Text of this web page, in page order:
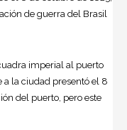
de guerra del Brasil
imperial al puerto
a la ciudad presentó el 8
del puerto, pero este